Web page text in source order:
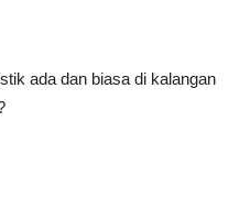
ada dan biasa di kalangan